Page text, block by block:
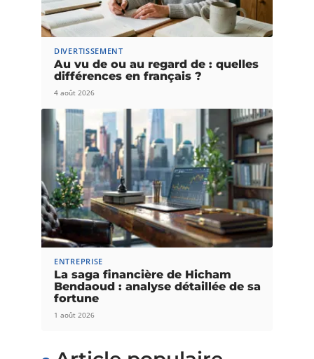
DIVERTISSEMENT
Au vu de ou au regard de : quelles
différences en français ?
4 août 2026
ENTREPRISE
La saga financière de Hicham
Bendaoud : analyse détaillée de sa
fortune
1 août 2026